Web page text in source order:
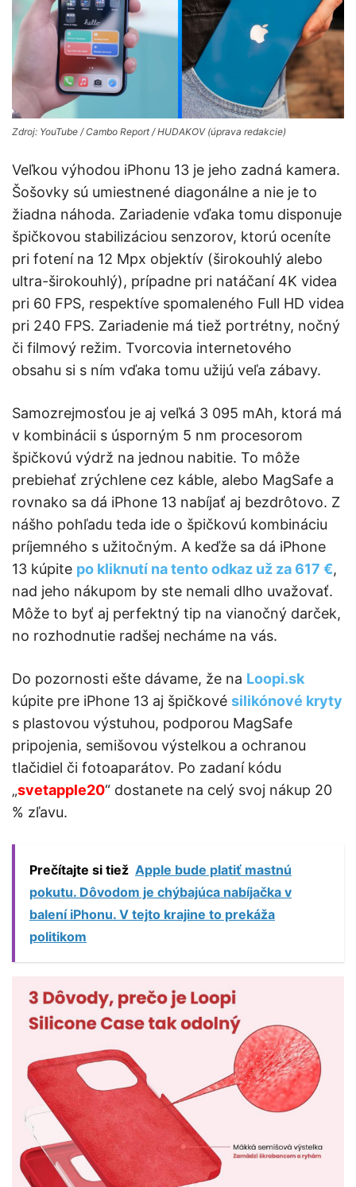
Zdroj: YouTube / Cambo Report / HUDAKOV (úprava redakcie)
Veľkou výhodou iPhonu 13 je jeho zadná kamera.
Šošovky sú umiestnené diagonálne a nie je to
žiadna náhoda. Zariadenie vďaka tomu disponuje
špičkovou stabilizáciou senzorov, ktorú oceníte
pri fotení na 12 Mpx objektív (širokouhlý alebo
ultra-širokouhlý), prípadne pri natáčaní 4K videa
pri 60 FPS, respektíve spomaleného Full HD videa
pri 240 FPS. Zariadenie má tiež portrétny, nočný
či filmový režim. Tvorcovia internetového
obsahu si s ním vďaka tomu užijú veľa zábavy.
Samozrejmosťou je aj veľká 3 095 mAh, ktorá má
v kombinácii s úsporným 5 nm procesorom
špičkovú výdrž na jednou nabitie. To môže
prebiehať zrýchlene cez káble, alebo MagSafe a
rovnako sa dá iPhone 13 nabíjať aj bezdrôtovo. Z
nášho pohľadu teda ide o špičkovú kombináciu
príjemného s užitočným. A keďže sa dá iPhone
13 kúpite po kliknutí na tento odkaz už za 617 €,
nad jeho nákupom by ste nemali dlho uvažovať.
Môže to byť aj perfektný tip na vianočný darček,
no rozhodnutie radšej necháme na vás.
Do pozornosti ešte dávame, že na Loopi.sk
kúpite pre iPhone 13 aj špičkové silikónové kryty
s plastovou výstuhou, podporou MagSafe
pripojenia, semišovou výstelkou a ochranou
tlačidiel či fotoaparátov. Po zadaní kódu
„svetapple20“ dostanete na celý svoj nákup 20
% zľavu.
Prečítajte si tiež Apple bude platiť mastnú
pokutu. Dôvodom je chýbajúca nabíjačka v
balení iPhonu. V tejto krajine to prekáža
politikom